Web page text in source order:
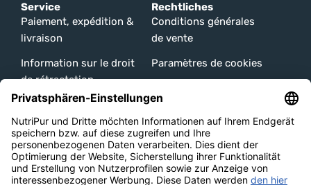
Service
Paiement, expédition &
livraison
Information sur le droit
de rétractation
Modes de paiement
Rechtliches
Conditions générales
de vente
Paramètres de cookies
données
Mentions légales
Information sur le droit
de rétractation